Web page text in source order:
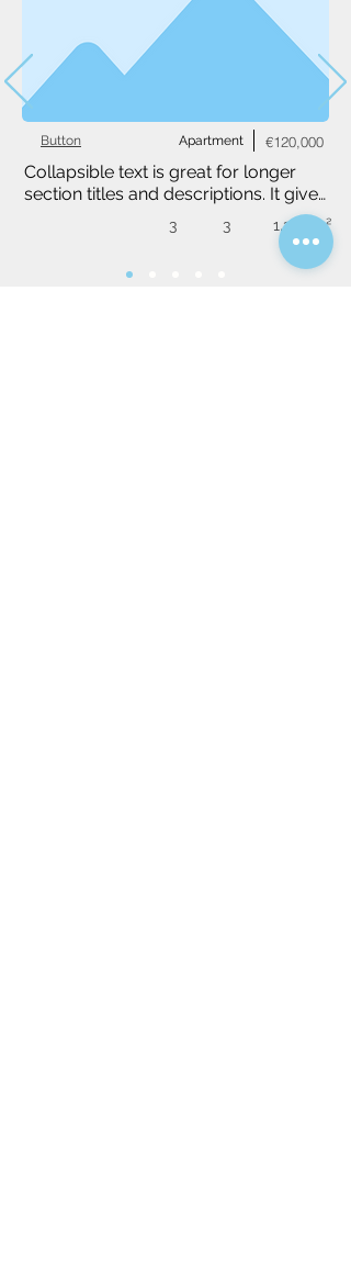
Apartment
Button €120,000
Collapsible text is great for longer
section titles and descriptions. It gives
people access to all the info they
need, while keeping your layout
clean. Link your text to anything, or
set your text box to expand on click.
3 3 1,234 m²